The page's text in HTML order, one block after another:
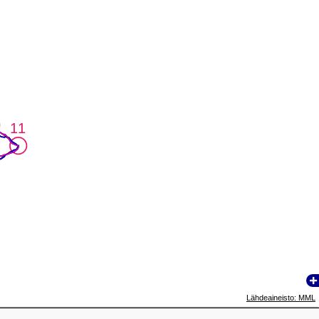
11
11
Lähdeaineisto: MML